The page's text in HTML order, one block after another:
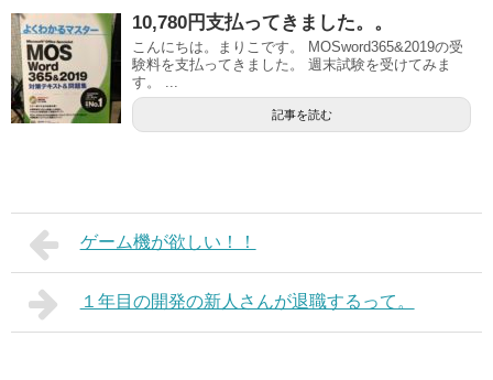
10,780円支払ってきました。。
こんにちは。まりこです。 MOSword365&2019の受
験料を支払ってきました。 週末試験を受けてみま
す。 ...
記事を読む
ゲーム機が欲しい！！
１年目の開発の新人さんが退職するって。